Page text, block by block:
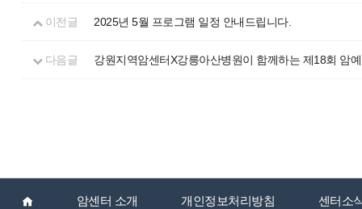
이전글 2025년 5월 프로그램 일정 안내드립니다.
다음글 강원지역암센터X강릉아산병원이 함께하는 제18회 암
암센터 소개 개인정보처리방침 센터소